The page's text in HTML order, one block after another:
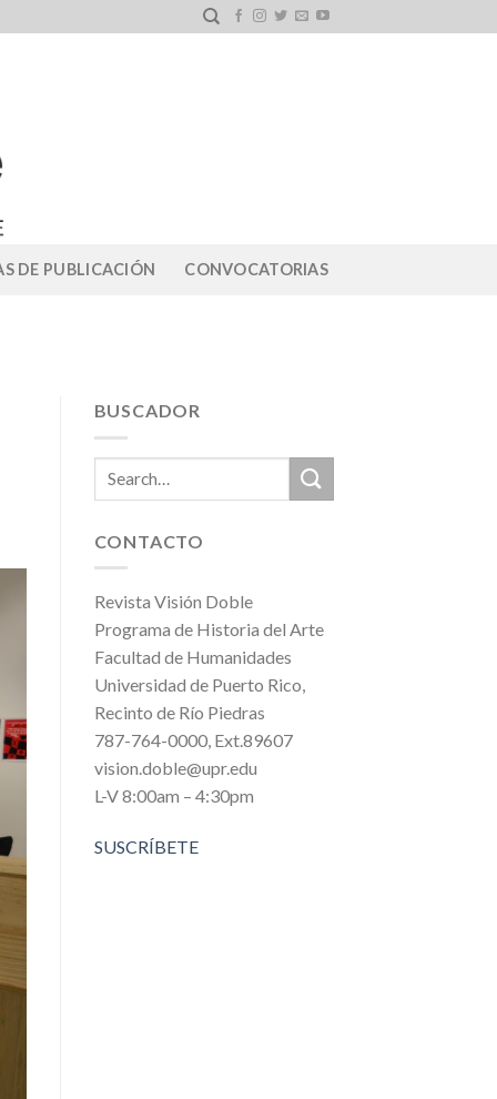
DE PUBLICACIÓN CONVOCATORIAS
BUSCADOR
CONTACTO
Revista Visión Doble
Programa de Historia del Arte
Facultad de Humanidades
Universidad de Puerto Rico,
Recinto de Río Piedras
787-764-0000, Ext.89607
vision.doble@upr.edu
L-V 8:00am – 4:30pm
SUSCRÍBETE